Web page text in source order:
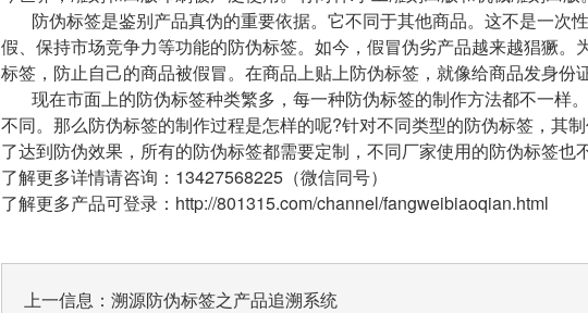
防伪标签是鉴别产品真伪的重要依据。它不同于其他商品。这不是一次
假、保持市场竞争力等功能的防伪标签。如今，假冒伪劣产品越来越猖獗
标签，防止自己的商品被假冒。在商品上贴上防伪标签，就像给商品发身份证
现在市面上的防伪标签种类繁多，每一种防伪标签的制作方法都不一样
不同。那么防伪标签的制作过程是怎样的呢?针对不同类型的防伪标签，其
了达到防伪效果，所有的防伪标签都需要定制，不同厂家使用的防伪标签也不
了解更多详情请咨询：13427568225（微信同号）
了解更多产品可登录：http://801315.com/channel/fangweibiaoqian.html
上一信息： 溯源防伪标签之产品追溯系统